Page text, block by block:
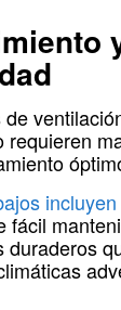
requieren
incluyen
fácil
duraderos